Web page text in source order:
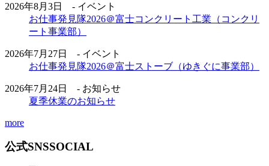
2026年8月3日 - イベント
お仕事発見隊2026＠富士コンクリート工業（コンクリ
ート事業部）
2026年7月27日 - イベント
お仕事発見隊2026＠富士ストーブ（ゆきぐに事業部）
2026年7月24日 - お知らせ
夏季休業のお知らせ
more
公式SNSSOCIAL